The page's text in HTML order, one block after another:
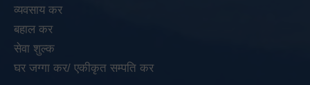
व्यवसाय कर
बहाल कर
सेवा शुल्क
घर जग्गा कर/ एकीकृत सम्पति कर